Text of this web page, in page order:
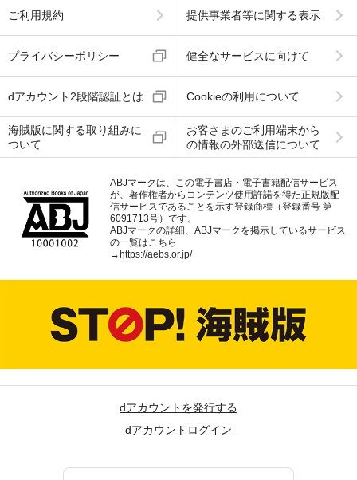
ご利用規約 提供事業者等に関する表示
プライバシーポリシー 健全なサービスに向けて
dアカウント2段階認証とは Cookieの利用について
海賊版に関する取り組みに
ついて
お客さまのご利用端末から
の情報の外部送信について
ABJマークは、この電子書店・電子書籍配信サービス
が、著作権者からコンテンツ使用許諾を得た正規版配
信サービスであることを示す登録商標（登録番号 第
6091713号）です。
ABJマークの詳細、ABJマークを掲示しているサービス
の一覧はこちら
→ https://aebs.or.jp/
dアカウントを発行する
dアカウントログイン